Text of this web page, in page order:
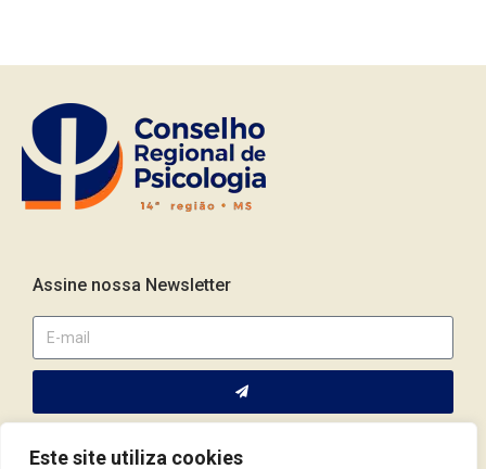
Este site utiliza cookies
Assine nossa Newsletter